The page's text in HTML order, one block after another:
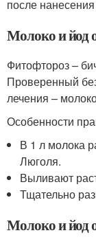
после
Молоко и йод
Фитофтороз –
Проверенный
лечения –
Особенности
В 1 л молока
Люголя.
Выливают
Тщательно
Молоко и йод